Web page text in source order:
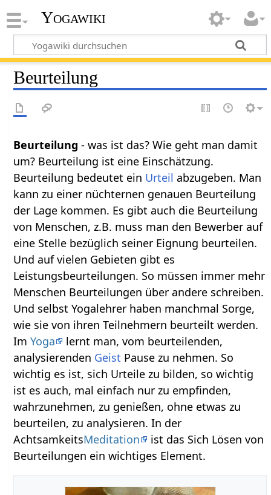
Yogawiki
Beurteilung
Beurteilung - was ist das? Wie geht man damit
um? Beurteilung ist eine Einschätzung.
Beurteilung bedeutet ein Urteil abzugeben. Man
kann zu einer nüchternen genauen Beurteilung
der Lage kommen. Es gibt auch die Beurteilung
von Menschen, z.B. muss man den Bewerber auf
eine Stelle bezüglich seiner Eignung beurteilen.
Und auf vielen Gebieten gibt es
Leistungsbeurteilungen. So müssen immer mehr
Menschen Beurteilungen über andere schreiben.
Und selbst Yogalehrer haben manchmal Sorge,
wie sie von ihren Teilnehmern beurteilt werden.
ImYoga
lernt man, vom beurteilenden,
analysierenden Geist Pause zu nehmen. So
wichtig es ist, sich Urteile zu bilden, so wichtig
ist es auch, mal einfach nur zu empfinden,
wahrzunehmen, zu genießen, ohne etwas zu
beurteilen, zu analysieren. In der
AchtsamkeitsMeditation
ist das Sich Lösen von
Beurteilungen ein wichtiges Element.